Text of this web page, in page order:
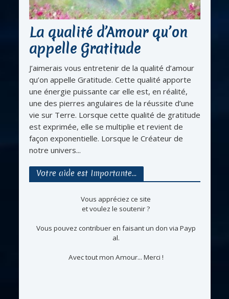
La qualité d’Amour qu’on
appelle Gratitude
J’aimerais vous entretenir de la qualité d’amour
qu’on appelle Gratitude. Cette qualité apporte
une énergie puissante car elle est, en réalité,
une des pierres angulaires de la réussite d’une
vie sur Terre. Lorsque cette qualité de gratitude
est exprimée, elle se multiplie et revient de
façon exponentielle. Lorsque le Créateur de
notre univers...
Votre aide est Importante…
Vous appréciez ce site
et voulez le soutenir ?
Vous pouvez contribuer en faisant un don via Payp
al.
Avec tout mon Amour... Merci !